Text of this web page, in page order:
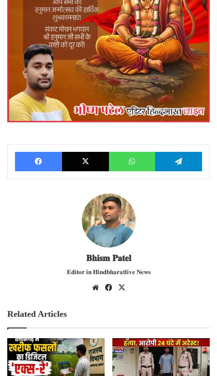
Facebook X WhatsApp
𝐁𝐡𝐢𝐬𝐦 𝐏𝐚𝐭𝐞𝐥
𝐄𝐝𝐢𝐭𝐨𝐫 𝐢𝐧 𝐇𝐢𝐧𝐝𝐛𝐡𝐚𝐫𝐚𝐭𝐥𝐢𝐯𝐞 𝐍𝐞𝐰𝐬
We
Fac
Related Articles